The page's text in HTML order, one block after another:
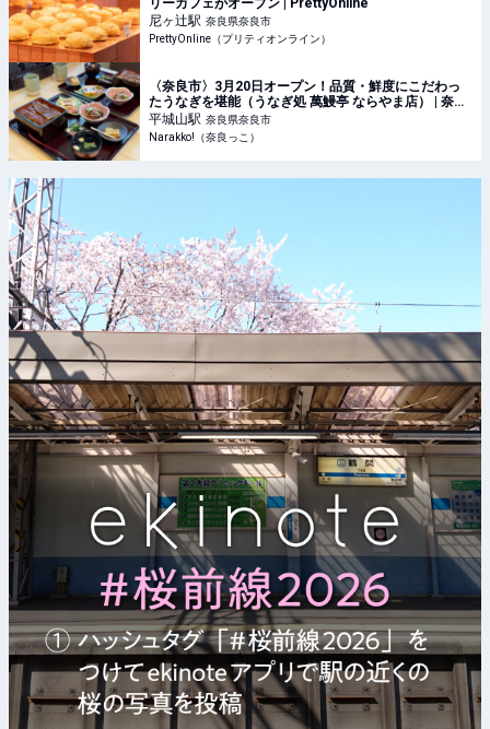
リーカフェがオープン | PrettyOnline
尼ヶ辻駅 奈良県奈良市
PrettyOnline（プリティオンライン）
〈奈良市〉3月20日オープン！品質・鮮度にこだわっ
たうなぎを堪能（うなぎ処 萬鰻亭 ならやま店） | 奈良
の地域密着型・総合情報サイト Narakko!（奈良っこ）
平城山駅 奈良県奈良市
Narakko!（奈良っこ）